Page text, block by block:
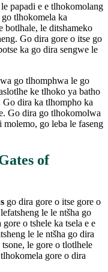
papadi e e tlhokomolang
tlhokomela ka
botlhale, le ditshameko
Go dira gore o itse go
ka go dira sengwe le
go tlhomphwa le go
ke tlhoko ya batho
Go dira ka tlhompho ka
Go dira go tlhokomolwa
go leba le faseng
of
go dira gore o itse gore o
le le ntšha go
o tshele ka tsela e e
le le ntšha go dira
le gore o tlotlhele
gore o dira